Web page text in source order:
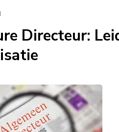
Directeur: